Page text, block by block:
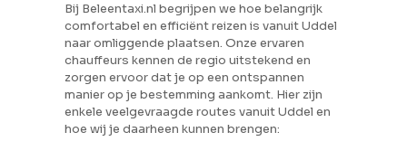
Bij Beleentaxi.nl begrijpen we hoe belangrijk
comfortabel en efficiënt reizen is vanuit Uddel
naar omliggende plaatsen. Onze ervaren
chauffeurs kennen de regio uitstekend en
zorgen ervoor dat je op een ontspannen
manier op je bestemming aankomt. Hier zijn
enkele veelgevraagde routes vanuit Uddel en
hoe wij je daarheen kunnen brengen: